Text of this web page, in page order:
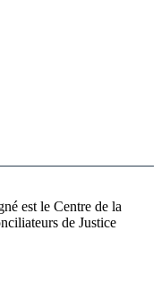
est le Centre de la
de Justice